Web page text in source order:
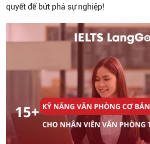
quyết để bứt phá sự nghiệp!